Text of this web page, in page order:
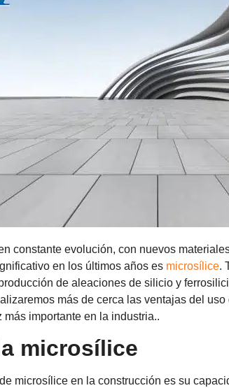
constante evolución, con nuevos
en los últimos años es microsílice.
de aleaciones de silicio y
más de cerca las ventajas del
importante en la industria..
microsílice
microsílice en la construcción es su